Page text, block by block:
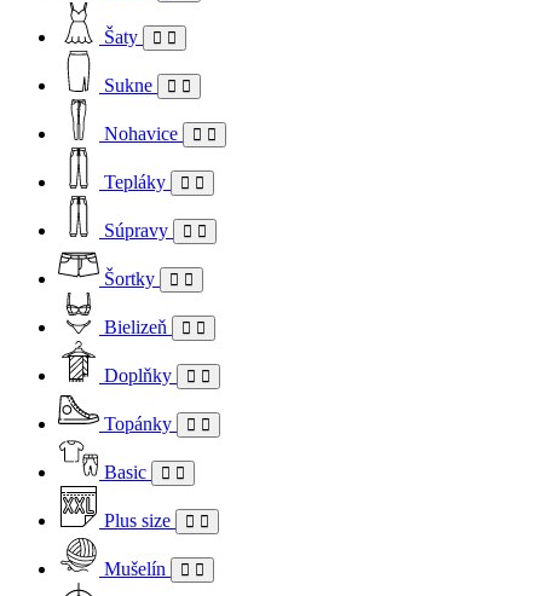
Šaty
Sukne
Nohavice
Tepláky
Súpravy
Šortky
Bielizeň
Doplňky
Topánky
Basic
Plus size
Mušelín